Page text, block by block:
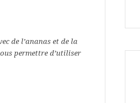
de l’ananas et de la
permettre d’utiliser